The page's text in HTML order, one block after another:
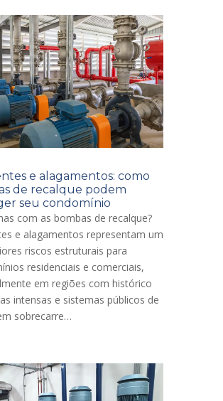
e alagamentos: como
de recalque podem
seu condomínio
com as bombas de recalque?
e alagamentos representam um
riscos estruturais para
residenciais e comerciais,
em regiões com histórico
intensas e sistemas públicos de
sobrecarre…